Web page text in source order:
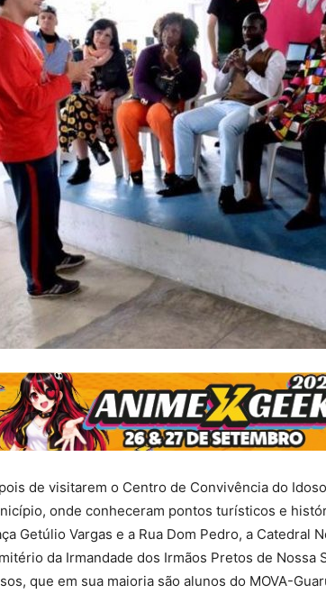
de visitarem o Centro de Convivência do
onde conheceram pontos turísticos e
Getúlio Vargas e a Rua Dom Pedro, a Catedral
da Irmandade dos Irmãos Pretos de Nossa
que em sua maioria são alunos do MOVA-